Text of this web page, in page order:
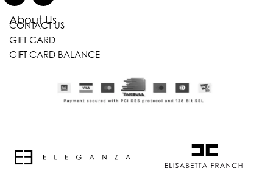
About Us
CONTACT US
GIFT CARD
GIFT CARD BALANCE
Eleganza Israel
היישלום, ברוכה הבאה ל-ELEGANZA -
האם נוכל לעזור לך?